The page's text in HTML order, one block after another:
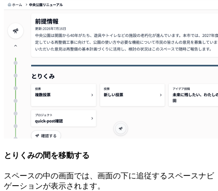
とりくみの間を移動する
スペースの中の画面では、画面の下に追従するスペースナビ
ゲーションが表示されます。